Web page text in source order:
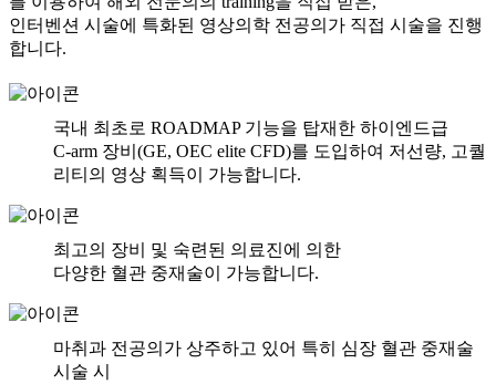
인터벤션 시술에 특화된 영상의학 전공의가 직접 시술을 진행
합니다.
국내 최초로 ROADMAP기능을 탑재한 하이엔드급
C-arm 장비(GE, OEC elite CFD)를 도입하여 저선량, 고퀄
리티의 영상 획득이 가능합니다.
최고의 장비 및 숙련된 의료진에 의한
다양한 혈관 중재술이 가능합니다.
마취과 전공의 가 상주하고 있어 특히 심장 혈관 중재술
시술 시